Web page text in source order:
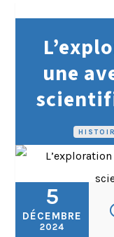
une
5
DÉCEMBRE
2024